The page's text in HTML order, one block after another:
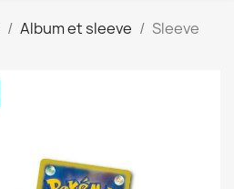
Album et sleeve
Sleeve